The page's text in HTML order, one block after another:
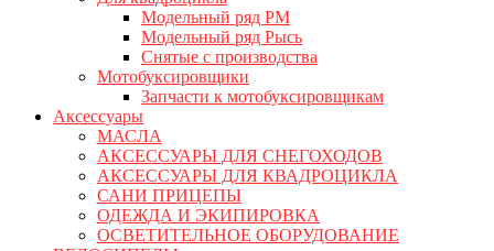
Модельный ряд РМ
Модельный ряд Рысь
Снятые с производства
Мотобуксировщики
Запчасти к мотобуксировщикам
Аксессуары
МАСЛА
АКСЕССУАРЫ ДЛЯ СНЕГОХОДОВ
АКСЕССУАРЫ ДЛЯ КВАДРОЦИКЛА
САНИ ПРИЦЕПЫ
ОДЕЖДА И ЭКИПИРОВКА
ОСВЕТИТЕЛЬНОЕ ОБОРУДОВАНИЕ